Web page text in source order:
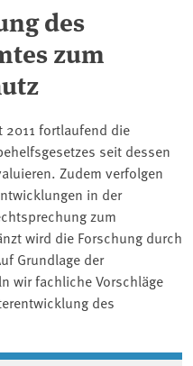
des
zum
2011 fortlaufend die
seit dessen
Zudem verfolgen
in der
zum
wird die Forschung durch
Grundlage der
wir fachliche Vorschläge
des